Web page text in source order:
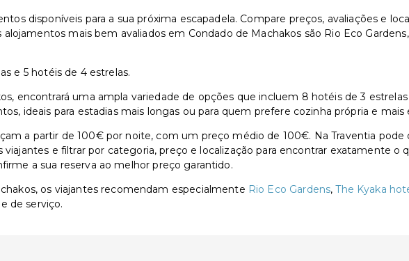
disponíveis para a sua próxima escapadela. Compare preços, avaliações e
mais bem avaliados em Condado de Machakos são Rio Eco
e 5 hotéis de 4 estrelas.
encontrará uma ampla variedade de opções que incluem 8 hotéis de 3
ideais para estadias mais longas ou para quem prefere cozinha própria e mais
a partir de 100€ por noite, com um preço médio de 100€. Na Traventia pode
e filtrar por categoria, preço e localização para encontrar exatamente o
a sua reserva ao melhor preço garantido.
os viajantes recomendam especialmente Rio Eco Gardens,The Kyaka
de serviço.